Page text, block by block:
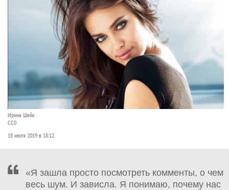
Ирина Шейк
CC0
18 июля 2019 в 18:12
«Я зашла просто посмотреть комменты, о чем
весь шум. И зависла. Я понимаю, почему нас